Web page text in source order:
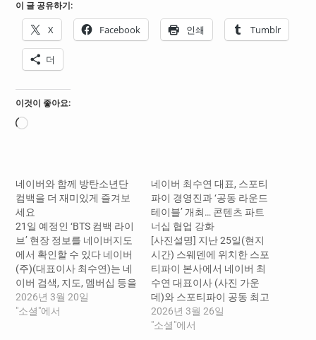
이 글 공유하기:
X Facebook 인쇄 Tumblr
더
이것이 좋아요:
로
네이버와 함께 방탄소년단
컴백을 더 재미있게 즐겨보
세요
21일 예정인 ‘BTS 컴백 라이
브’ 현장 정보를 네이버지도
에서 확인할 수 있다 네이버
(주)(대표이사 최수연)는 네
이버 검색, 지도, 멤버십 등을
통해 방탄소년단의 컴백을
더욱 다채롭게 즐길 수 있도
2026년 3월 20일
"소셜"에서
네이버 최수연 대표, 스포티
파이 경영진과 ‘공동 라운드
테이블’ 개최… 콘텐츠 파트
너십 협업 강화
[사진설명] 지난 25일(현지
시간) 스웨덴에 위치한 스포
티파이 본사에서 네이버 최
수연 대표이사 (사진 가운
데)와 스포티파이 공동 최고
경영자 알렉스 노스트롬(사
진 오른쪽), 구스타브 소더스
2026년 3월 26일
"소셜"에서